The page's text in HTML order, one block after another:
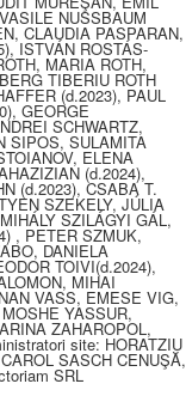
NUSSBAUM
CLAUDIA PASPARAN,
ISTVÁN ROSTÁS-
MARIA ROTH,
TIBERIU ROTH
(d.2023), PAUL
GEORGE
SCHWARTZ,
SIPOS, SULAMITA
ELENA
(d.2024),
(d.2023), CSABA T.
SZEKELY, JÚLIA
SZILÁGYI GÁL,
, PETER SZMUK,
DANIELA
TOIVI(d.2024),
MIHAI
VASS, EMESE VIG,
YASSUR,
ZAHAROPOL,
site: HORATZIU
SASCH CENUŞĂ,
SRL